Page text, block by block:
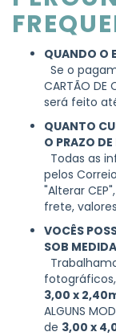
QUANDO O
Se o
CARTÃO DE
será feito
QUANTO
O PRAZO
Todas as
pelos
"Alterar
frete,
VOCÊS
SOB
3,00 x
ALGUNS
de 3,00 x